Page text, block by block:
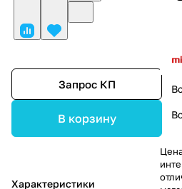
Запрос КП
В корзину
Характеристики